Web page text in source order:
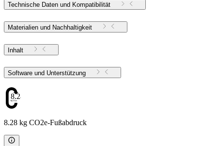
Technische Daten und Kompatibilität
Materialien und Nachhaltigkeit
Inhalt
Software und Unterstützung
8.28
8.28 kg CO2e-Fußabdruck